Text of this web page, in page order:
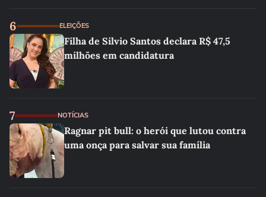
6 ELEIÇÕES
Filha de Silvio Santos declara R$ 47,5
milhões em candidatura
7 NOTÍCIAS
Ragnar pit bull: o herói que lutou contra
uma onça para salvar sua família